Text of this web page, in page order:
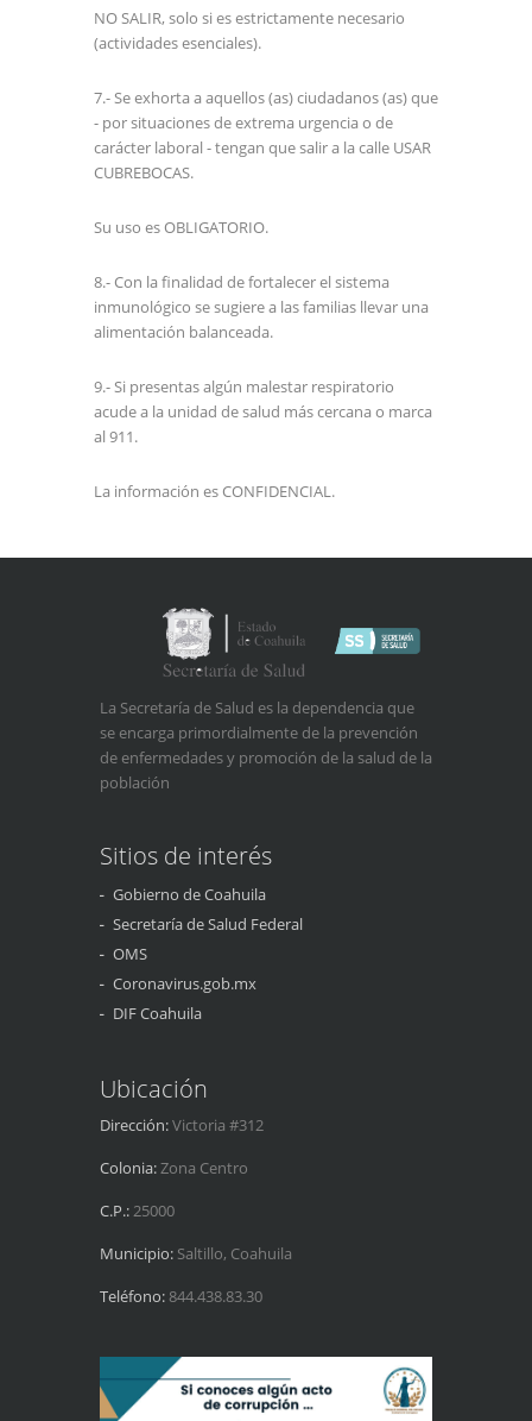
NO SALIR, solo si es estrictamente necesario
(actividades esenciales).
7.- Se exhorta a aquellos (as) ciudadanos (as) que
- por situaciones de extrema urgencia o de
carácter laboral - tengan que salir a la calle USAR
CUBREBOCAS.
Su uso es OBLIGATORIO.
8.- Con la finalidad de fortalecer el sistema
inmunológico se sugiere a las familias llevar una
alimentación balanceada.
9.- Si presentas algún malestar respiratorio
acude a la unidad de salud más cercana o marca
al 911.
La información es CONFIDENCIAL.
La Secretaría de Salud es la dependencia que
se encarga primordialmente de la prevención
de enfermedades y promoción de la salud de la
población
Sitios de interés
Gobierno de Coahuila
Secretaría de Salud Federal
OMS
Coronavirus.gob.mx
DIF Coahuila
Ubicación
Dirección:Victoria #312
Colonia:Zona Centro
C.P.:25000
Municipio: Saltillo, Coahuila
Teléfono:844.438.83.30